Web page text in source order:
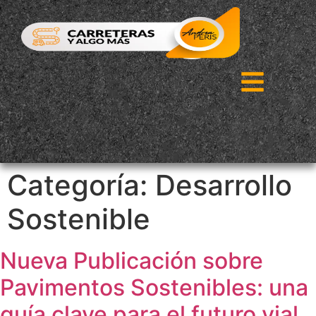
Categoría: Desarrollo
Sostenible
Nueva Publicación sobre
Pavimentos Sostenibles: una